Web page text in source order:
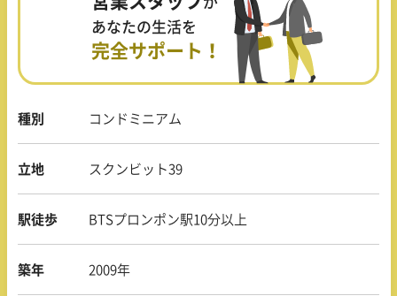
種別 コンドミニアム
立地 スクンビット39
駅徒歩 BTSプロンポン駅10分以上
築年 2009年
あなたの生活を
完全サポート！